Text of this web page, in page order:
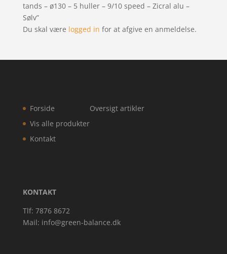
tands – ø130 – 5 huller – 9/10 speed – Zicral alu –
Sølv”
Du skal være logged in for at afgive en anmeldelse.
Forside
Vis alle produkter
Kontakt
Oversigt artikler
KONTAKT
Tlf: 7876 8672
Mail: info@green-balance.dk